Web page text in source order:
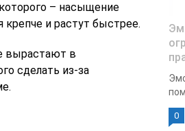
– насыщение
крепче и растут быстрее.
вырастают в
сделать из-за
0